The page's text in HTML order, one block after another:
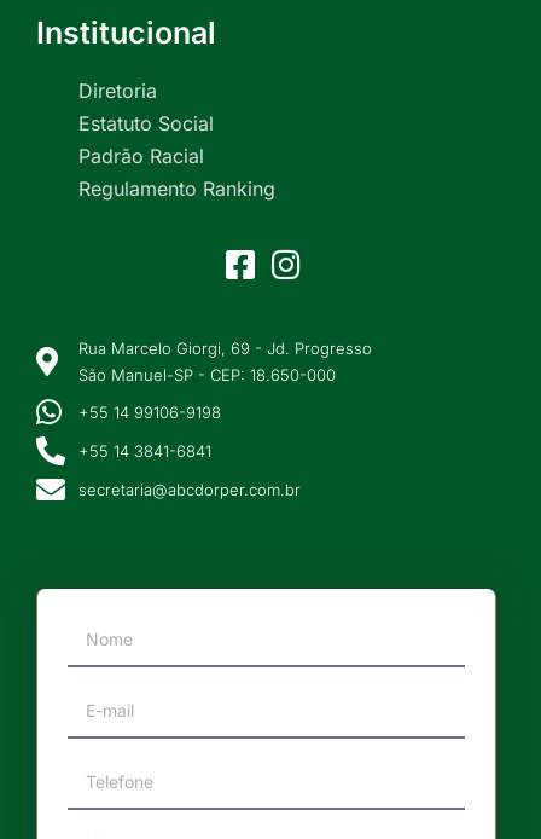
Institucional
Diretoria
Estatuto Social
Padrão Racial
Regulamento Ranking
Rua Marcelo Giorgi, 69 - Jd. Progresso
São Manuel-SP - CEP: 18.650-000
+55 14 99106-9198
+55 14 3841-6841
secretaria@abcdorper.com.br